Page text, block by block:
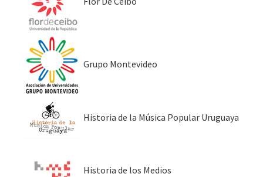
Grupo Montevideo
Historia de la Música Popular Uruguaya
Historia de los Medios